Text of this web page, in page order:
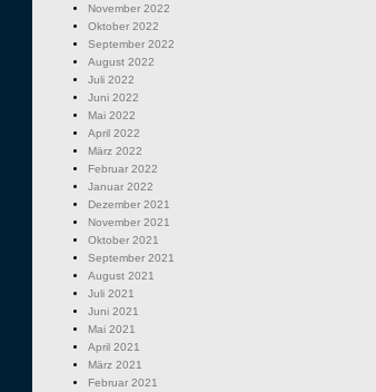
November 2022
Oktober 2022
September 2022
August 2022
Juli 2022
Juni 2022
Mai 2022
April 2022
März 2022
Februar 2022
Januar 2022
Dezember 2021
November 2021
Oktober 2021
September 2021
August 2021
Juli 2021
Juni 2021
Mai 2021
April 2021
März 2021
Februar 2021